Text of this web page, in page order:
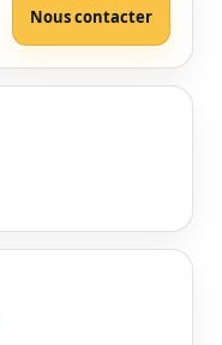
Nous contacter